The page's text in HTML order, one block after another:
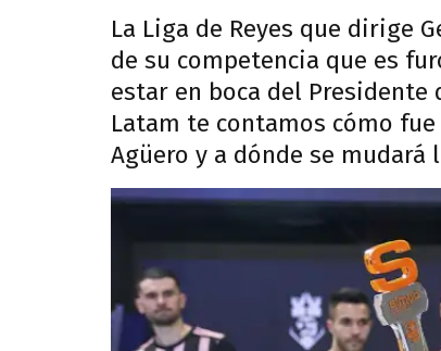
La Liga de Reyes que dirige
de su competencia que es
estar en boca del Presidente
Latam te contamos cómo
Agüero y a dónde se mudará